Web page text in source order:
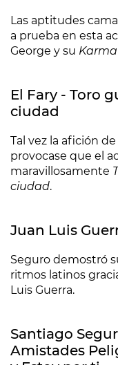
Las aptitudes
a prueba en esta
George y su
El Fary - Toro
ciudad
Tal vez la afición
provocase que el
maravillosamente
ciudad.
Juan Luis
Seguro demostró
ritmos latinos
Luis Guerra.
Santiago
Amistades